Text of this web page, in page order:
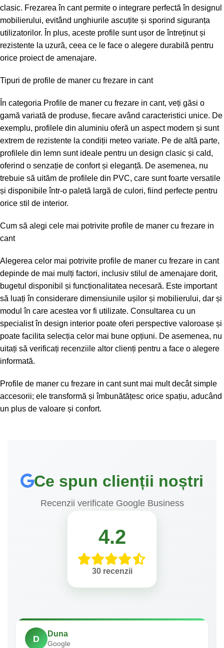
clasic. Frezarea în cant permite o integrare perfectă în designul
mobilierului, evitând unghiurile ascuțite și sporind siguranța
utilizatorilor. În plus, aceste profile sunt ușor de întreținut și
rezistente la uzură, ceea ce le face o alegere durabilă pentru
orice proiect de amenajare.
Tipuri de profile de maner cu frezare in cant
În categoria Profile de maner cu frezare in cant, veți găsi o
gamă variată de produse, fiecare având caracteristici unice. De
exemplu, profilele din aluminiu oferă un aspect modern și sunt
extrem de rezistente la condiții meteo variate. Pe de altă parte,
profilele din lemn sunt ideale pentru un design clasic și cald,
oferind o senzație de confort și eleganță. De asemenea, nu
trebuie să uităm de profilele din PVC, care sunt foarte versatile
și disponibile într-o paletă largă de culori, fiind perfecte pentru
orice stil de interior.
Cum să alegi cele mai potrivite profile de maner cu frezare in
cant
Alegerea celor mai potrivite profile de maner cu frezare in cant
depinde de mai mulți factori, inclusiv stilul de amenajare dorit,
bugetul disponibil și funcționalitatea necesară. Este important
să luați în considerare dimensiunile ușilor și mobilierului, dar și
modul în care acestea vor fi utilizate. Consultarea cu un
specialist în design interior poate oferi perspective valoroase și
poate facilita selecția celor mai bune opțiuni. De asemenea, nu
uitați să verificați recenziile altor clienți pentru a face o alegere
informată.
Profile de maner cu frezare in cant sunt mai mult decât simple
accesorii; ele transformă și îmbunătățesc orice spațiu, aducând
un plus de valoare și confort.
Ce spun clienții noștri
Recenzii verificate Google Business
4.2
30 recenzii
D
Duna
Google